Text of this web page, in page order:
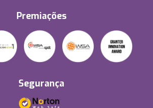
Premiações
Segurança